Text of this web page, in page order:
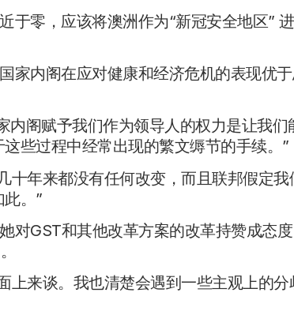
于零，应该将澳洲作为“新冠安全地区”
家内阁在应对健康和经济危机的表现优
内阁赋予我们作为领导人的权力是让我
些过程中经常出现的繁文缛节的手续。”
十年来都没有任何改变，而且联邦假定我
。”
对GST和其他改革方案的改革持赞成态
上来谈。我也清楚会遇到一些主观上的